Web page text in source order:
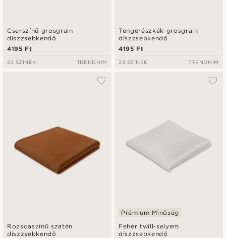
Cserszínű grosgrain
díszzsebkendő
4195 Ft
23 SZÍNEK TRENDHIM
Tengerészkék grosgrain
díszzsebkendő
4195 Ft
23 SZÍNEK TRENDHIM
Rozsdaszínű szatén
díszzsebkendő
Fehér twill-selyem
díszzsebkendő
Prémium Minőség